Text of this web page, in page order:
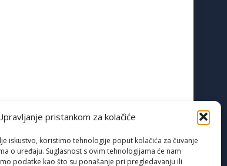
pristankom za kolačiće
iskustvo, koristimo tehnologije poput kolačića za čuvanje
o uređaju. Suglasnost s ovim tehnologijama će nam
podatke kao što su ponašanje pri pregledavanju ili